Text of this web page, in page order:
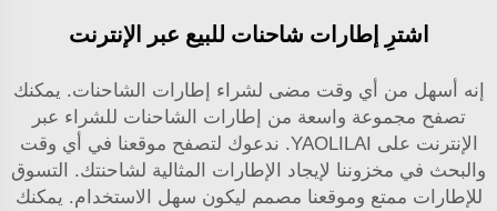
اشترِ إطارات شاحنات للبيع عبر الإنترنت
إنه أسهل من أي وقت مضى لشراء إطارات الشاحنات. يمكنك
تصفح مجموعة واسعة من إطارات الشاحنات للشراء عبر
الإنترنت على YAOLILAI. ندعوك لتصفح موقعنا في أي وقت
والبحث في مخزوننا لإيجاد الإطارات المثالية لشاحنتك. التسوق
للإطارات ممتع وموقعنا مصمم ليكون سهل الاستخدام. يمكنك